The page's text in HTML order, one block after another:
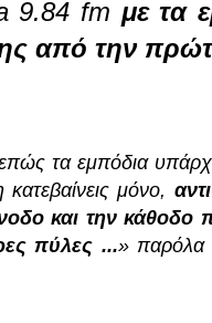
9.84 fm με τα
από την
τα εμπόδια
μόνο,
και την κάθοδο
πύλες ...» παρόλα